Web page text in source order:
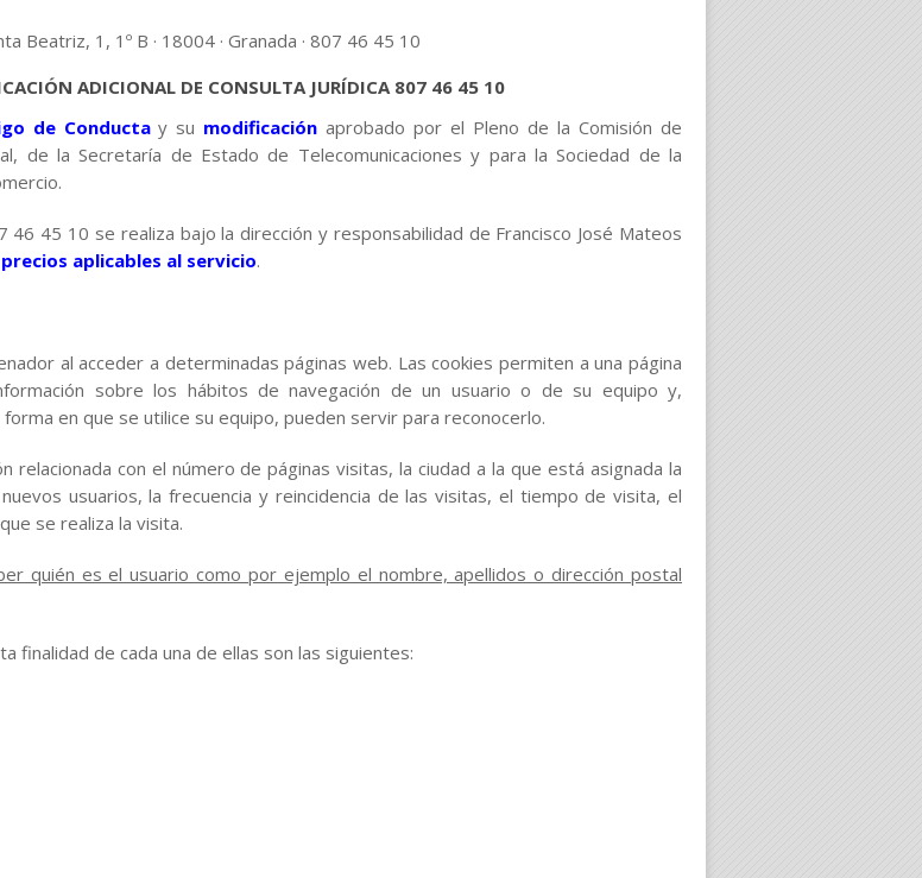
Beatriz, 1, 1º B · 18004 · Granada · 807 46 45 10
ADICIONAL DE CONSULTA JURÍDICA 807 46 45 10
de Conductay su modificación aprobado por el Pleno de la Comisión de
de la Secretaría de Estado de Telecomunicaciones y para la Sociedad de la
45 10 se realiza bajo la dirección y responsabilidad de Francisco José Mateos
precios aplicables al servicio.
al acceder a determinadas páginas web. Las cookies permiten a una página
sobre los hábitos de navegación de un usuario o de su equipo y,
en que se utilice su equipo, pueden servir para reconocerlo.
con el número de páginas visitas, la ciudad a la que está asignada la
usuarios, la frecuencia y reincidencia de las visitas, el tiempo de visita, el
se realiza la visita.
quién es el usuario como por ejemplo el nombre, apellidos o dirección postal
finalidad de cada una de ellas son las siguientes: